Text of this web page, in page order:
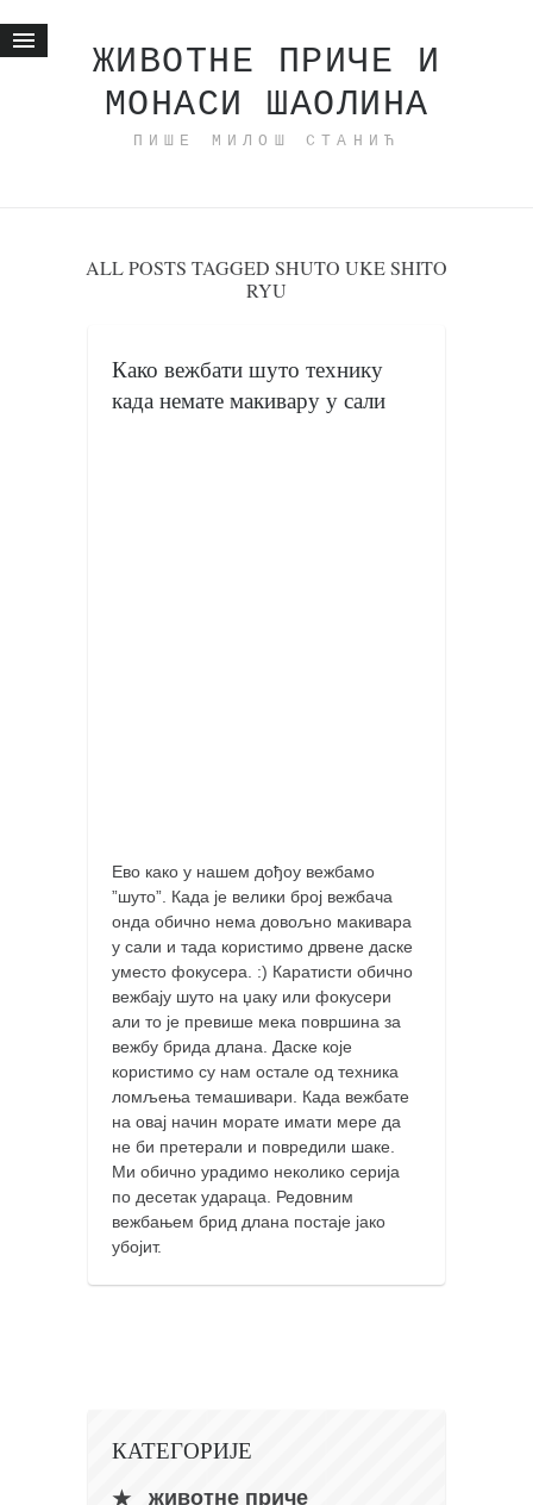
ЖИВОТНЕ ПРИЧЕ И
МОНАСИ ШАОЛИНА
ПИШЕ МИЛОШ СТАНИЋ
Животне приче
исхраном до здравља
бонус садржај
најновије на блогу
моје белешке
историја каратеа
бубиши
карате
кихон
наиханчи
кушанку
пасаи
темашивари
кобудо
саи
ALL POSTS TAGGED SHUTO UKE SHITO
RYU
Како вежбати шуто технику
када немате макивару у сали
Ево како у нашем дођоу вежбамо
”шуто”. Када је велики број вежбача
онда обично нема довољно макивара
у сали и тада користимо дрвене даске
уместо фокусера. :) Каратисти обично
вежбају шуто на џаку или фокусери
али то је превише мека површина за
вежбу брида длана. Даске које
користимо су нам остале од техника
ломљења темашивари. Када вежбате
на овај начин морате имати мере да
не би претерали и повредили шаке.
Ми обично урадимо неколико серија
по десетак удараца. Редовним
вежбањем брид длана постаје јако
убојит.
КАТЕГОРИЈЕ
животне приче